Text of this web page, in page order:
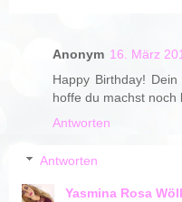
Anonym 16. März
Happy Birthday!
hoffe du machst noch
Antworten
Antworten
Yasmina Rosa